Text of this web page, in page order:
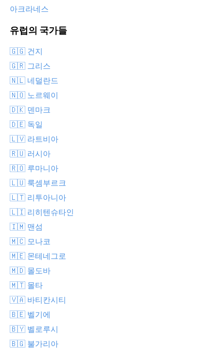
아크라네스
유럽의 국가들
🇬🇬 건지
🇬🇷 그리스
🇳🇱 네덜란드
🇳🇴 노르웨이
🇩🇰 덴마크
🇩🇪 독일
🇱🇻 라트비아
🇷🇺 러시아
🇷🇴 루마니아
🇱🇺 룩셈부르크
🇱🇹 리투아니아
🇱🇮 리히텐슈타인
🇮🇲 맨섬
🇲🇨 모나코
🇲🇪 몬테네그로
🇲🇩 몰도바
🇲🇹 몰타
🇻🇦 바티칸시티
🇧🇪 벨기에
🇧🇾 벨로루시
🇧🇬 불가리아